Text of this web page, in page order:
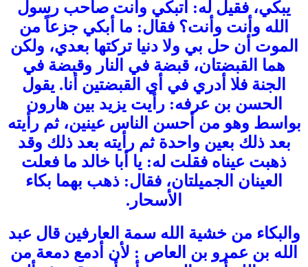
يبكي، فقيل له: أتبكي وأنت صاحب رسول
الله وأنت وأنت؟ فقال: ما أبكي جزعاً من
الموت أن حل بي ولا دنيا تركتها بعدي، ولكن
هما القبضتان، قبضة في النار وقبضة في
الجنة فلا أدري في أي القبضتين أنا. يقول
الحسن بن عرفه: رأيت يزيد بين هارون
بواسط وهو من أحسن الناس عينين، ثم رأيته
بعد ذلك بعين واحدة ثم رأيته بعد ذلك وقد
ذهبت عيناه فقلت له: يا أبا خالد ما فعلت
العينان الجميلتان، فقال: ذهب بهما بكاء
الأسحار.
والبكاء من خشية الله سمة العارفين قال عبد
الله بن عمرو بن العاص : لأن أدمع دمعة من